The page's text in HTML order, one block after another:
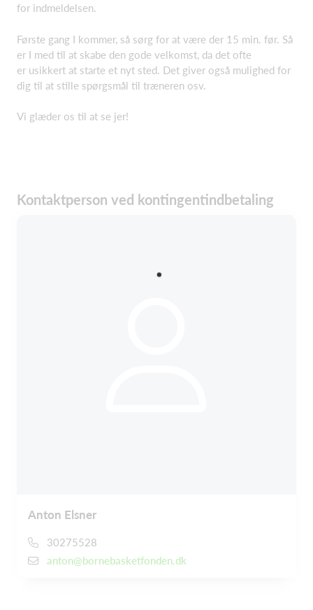
for indmeldelsen.
Første gang I kommer, så sørg for at være der 15 min. før. Så
er I med til at skabe den gode velkomst, da det ofte
er usikkert at starte et nyt sted. Det giver også mulighed for
dig til at stille spørgsmål til træneren osv.
Vi glæder os til at se jer!
Kontaktperson ved kontingentindbetaling
Anton Elsner
30275528
anton@bornebasketfonden.dk